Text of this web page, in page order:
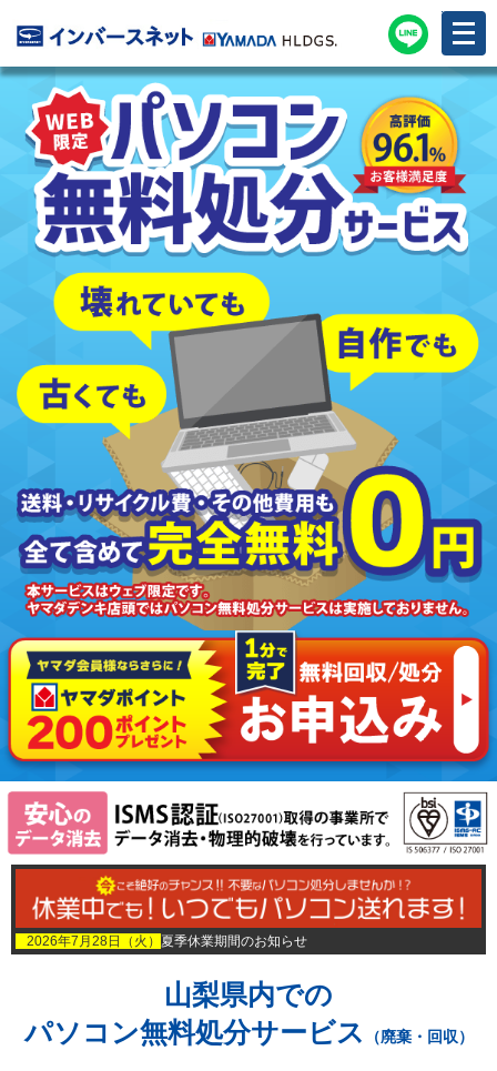
メ
ニ
ュ
ー
開
く
2026年7月28日（火） 夏季休業期間のお知らせ
山梨県内での
パソコン無料処分サービス
（廃棄・回収）